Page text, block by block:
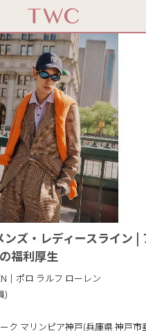
ンズ・レディースライン |
福利厚生
｜ポロ ラルフ ローレン
)
ク マリンピア神戸(兵庫県 神戸市